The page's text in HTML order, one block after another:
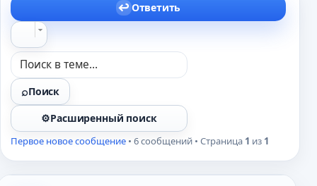
Ответить
Поиск
Расширенный поиск
Первое новое сообщение • 6 сообщений • Страница 1 из 1